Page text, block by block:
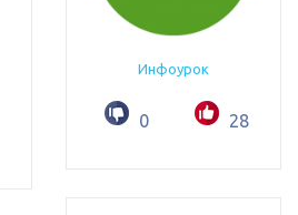
Инфоурок
0 28